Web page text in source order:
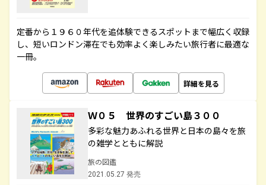
定番から１９６０年代を追体験できるスポットまで幅広く収録
し、短いロンドン滞在でも効率よく楽しみたい旅行者に最適な
一冊。
詳細を見る
Ｗ０５ 世界のすごい島３００
多彩な魅力あふれる世界と日本の島々を旅
の雑学とともに解説
旅の図鑑
2021.05.27 発売